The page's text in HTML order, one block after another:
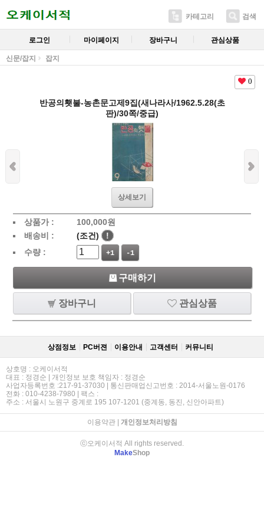
카테고리 검색
로그인 마이페이지 장바구니 관심상품
신문/잡지 잡지
0
반공의횃불-농촌문고제9집(새나라사/1962.5.28(초
판)/30쪽/중급)
상세보기
상품가 : 100,000원
배송비 :
(조건)
!
수량 :
+1 -1
구매하기
장바구니 관심상품
상점정보 PC버젼 이용안내 고객센터 커뮤니티
상호명 : 오케이서적
대표 : 정경순 | 개인정보 보호 책임자 : 정경순
사업자등록번호 :217-91-37030 | 통신판매업신고번호 : 2014-서울노원-0176
전화 : 010-4238-7980 | 팩스 :
주소 : 서울시 노원구 중계로 195 107-1201 (중계동, 동진, 신안아파트)
이용약관| 개인정보처리방침
ⓒ오케이서적 All rights reserved.
MakeShop